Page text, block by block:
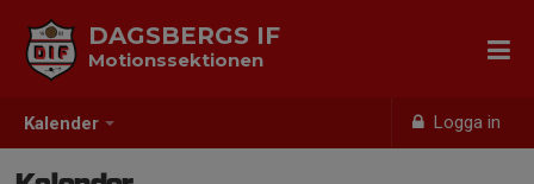
Kalender Logga in
DAGSBERGS IF
Motionssektionen